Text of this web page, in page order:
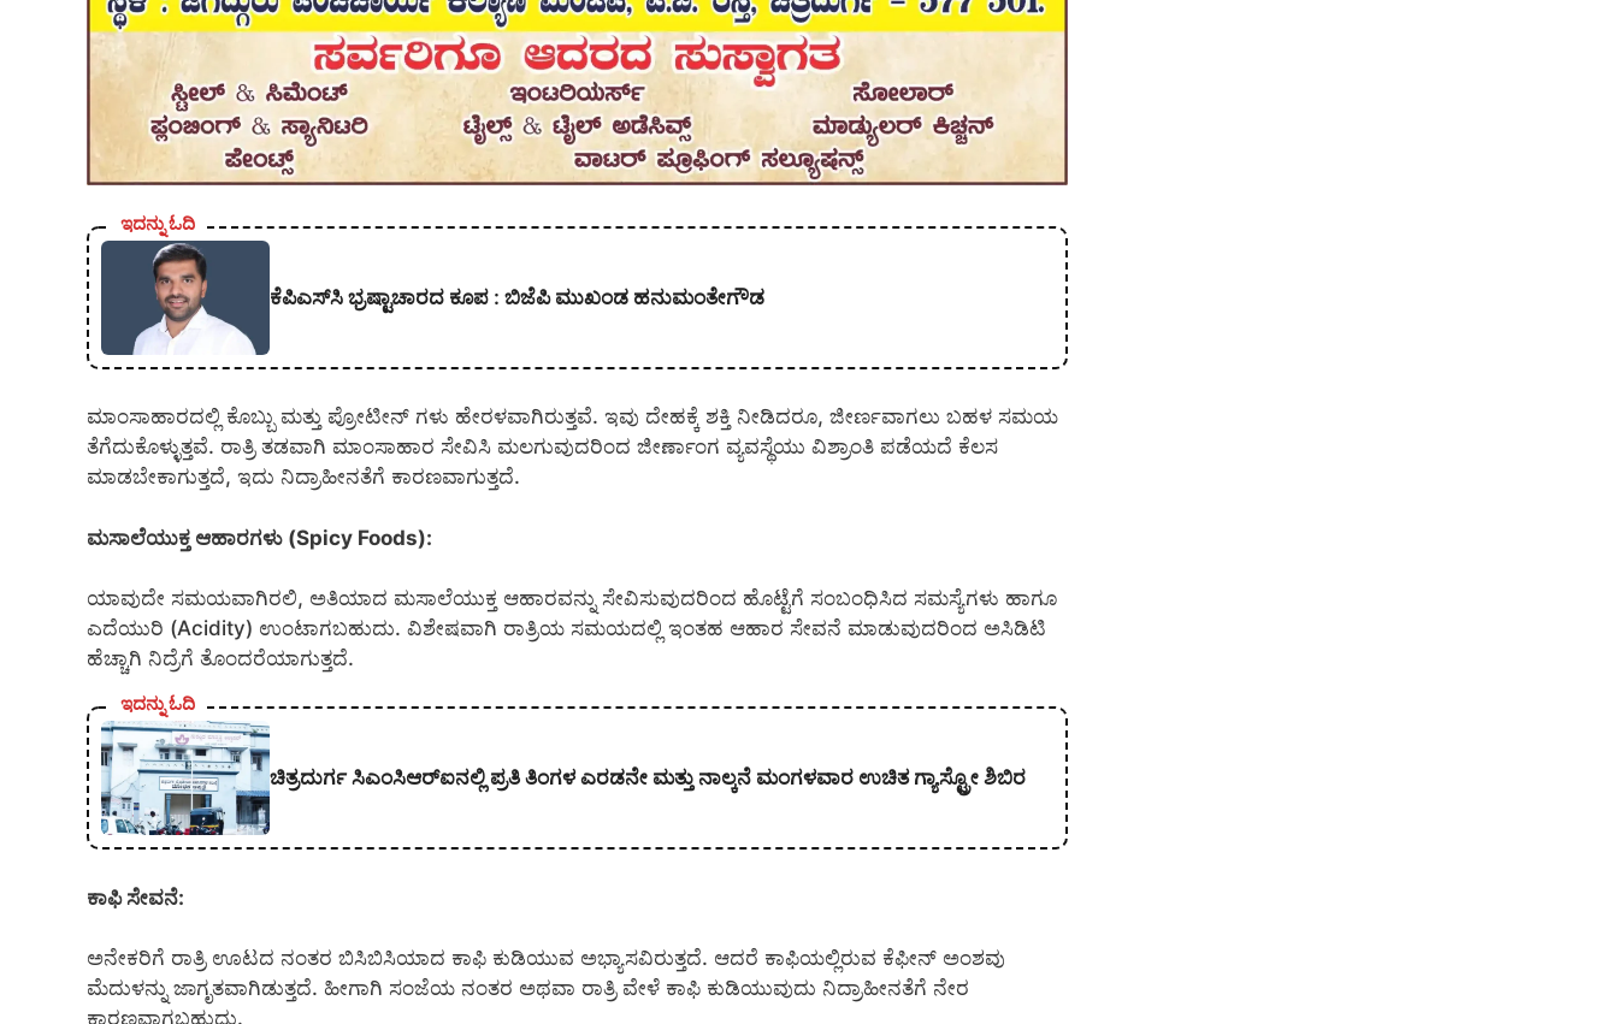
ಇದನ್ನು ಓದಿ
ಕೆಪಿಎಸ್‍ಸಿ ಭ್ರಷ್ಟಾಚಾರದ ಕೂಪ : ಬಿಜೆಪಿ ಮುಖಂಡ ಹನುಮಂತೇಗೌಡ
ಮಾಂಸಾಹಾರದಲ್ಲಿ ಕೊಬ್ಬು ಮತ್ತು ಪ್ರೋಟೀನ್‌ ಗಳು ಹೇರಳವಾಗಿರುತ್ತವೆ. ಇವು ದೇಹಕ್ಕೆ ಶಕ್ತಿ ನೀಡಿದರೂ, ಜೀರ್ಣವಾಗಲು ಬಹಳ ಸಮಯ
ತೆಗೆದುಕೊಳ್ಳುತ್ತವೆ. ರಾತ್ರಿ ತಡವಾಗಿ ಮಾಂಸಾಹಾರ ಸೇವಿಸಿ ಮಲಗುವುದರಿಂದ ಜೀರ್ಣಾಂಗ ವ್ಯವಸ್ಥೆಯು ವಿಶ್ರಾಂತಿ ಪಡೆಯದೆ ಕೆಲಸ
ಮಾಡಬೇಕಾಗುತ್ತದೆ, ಇದು ನಿದ್ರಾಹೀನತೆಗೆ ಕಾರಣವಾಗುತ್ತದೆ.
ಮಸಾಲೆಯುಕ್ತ ಆಹಾರಗಳು (Spicy Foods):
ಯಾವುದೇ ಸಮಯವಾಗಿರಲಿ, ಅತಿಯಾದ ಮಸಾಲೆಯುಕ್ತ ಆಹಾರವನ್ನು ಸೇವಿಸುವುದರಿಂದ ಹೊಟ್ಟೆಗೆ ಸಂಬಂಧಿಸಿದ ಸಮಸ್ಯೆಗಳು ಹಾಗೂ
ಎದೆಯುರಿ (Acidity) ಉಂಟಾಗಬಹುದು. ವಿಶೇಷವಾಗಿ ರಾತ್ರಿಯ ಸಮಯದಲ್ಲಿ ಇಂತಹ ಆಹಾರ ಸೇವನೆ ಮಾಡುವುದರಿಂದ ಅಸಿಡಿಟಿ
ಹೆಚ್ಚಾಗಿ ನಿದ್ರೆಗೆ ತೊಂದರೆಯಾಗುತ್ತದೆ.
ಇದನ್ನು ಓದಿ
ಚಿತ್ರದುರ್ಗ ಸಿಎಂಸಿಆರ್‍ಐನಲ್ಲಿ ಪ್ರತಿ ತಿಂಗಳ ಎರಡನೇ ಮತ್ತು ನಾಲ್ಕನೆ ಮಂಗಳವಾರ ಉಚಿತ ಗ್ಯಾಸ್ಟ್ರೋ ಶಿಬಿರ
ಕಾಫಿ ಸೇವನೆ:
ಅನೇಕರಿಗೆ ರಾತ್ರಿ ಊಟದ ನಂತರ ಬಿಸಿಬಿಸಿಯಾದ ಕಾಫಿ ಕುಡಿಯುವ ಅಭ್ಯಾಸವಿರುತ್ತದೆ. ಆದರೆ ಕಾಫಿಯಲ್ಲಿರುವ ಕೆಫೀನ್ ಅಂಶವು
ಮೆದುಳನ್ನು ಜಾಗೃತವಾಗಿಡುತ್ತದೆ. ಹೀಗಾಗಿ ಸಂಜೆಯ ನಂತರ ಅಥವಾ ರಾತ್ರಿ ವೇಳೆ ಕಾಫಿ ಕುಡಿಯುವುದು ನಿದ್ರಾಹೀನತೆಗೆ ನೇರ
ಕಾರಣವಾಗಬಹುದು.